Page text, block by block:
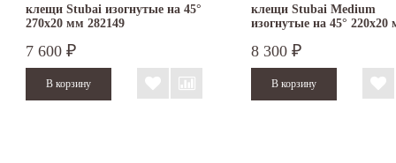
клещи Stubai изогнутые на 45°
270х20 мм 282149
7 600 ₽
клещи Stubai Medium
изогнутые на 45° 220х20
8 300 ₽